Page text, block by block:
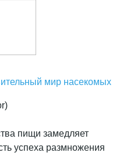
мир насекомых
пищи замедляет
успеха размножения